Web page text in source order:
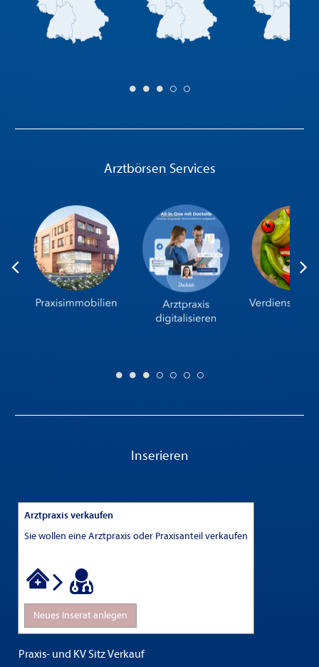
Arztbörsen Services
Inserieren
Arztpraxis verkaufen
Sie wollen eine Arztpraxis oder Praxisanteil verkaufen
Neues Inserat anlegen
Praxis- und KV Sitz Verkauf